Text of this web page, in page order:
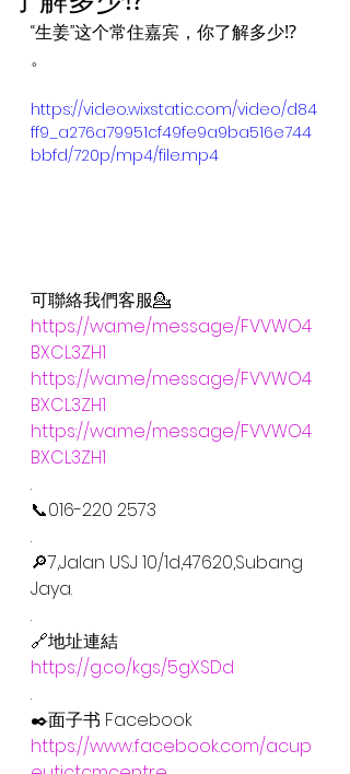
“生姜”这个常住嘉宾，你了解多少⁉️
。
https://video.wixstatic.com/video/d84
ff9_a276a79951cf49fe9a9ba516e744
bbfd/720p/mp4/file.mp4
可聯絡我們客服💁
https://wa.me/message/FVVWO4
BXCL3ZH1
https://wa.me/message/FVVWO4
BXCL3ZH1
https://wa.me/message/FVVWO4
BXCL3ZH1
.
📞016-220 2573
.
🔎7,Jalan USJ 10/1d,47620,Subang
Jaya.
.
🔗地址連結
https://g.co/kgs/5gXSDd
.
✒️面子书 Facebook
https://www.facebook.com/acup